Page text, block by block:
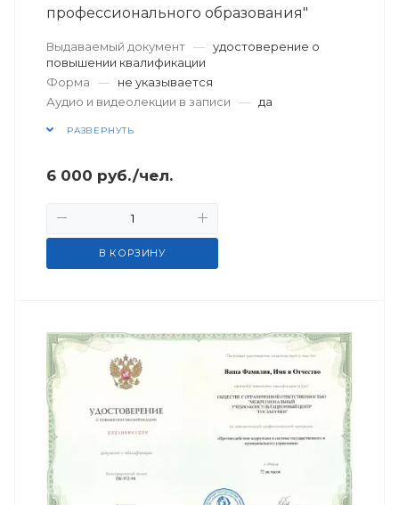
профессионального образования"
Выдаваемый документ — удостоверение о
повышении квалификации
Форма
—
не указывается
Аудио и видеолекции в записи
— да
РАЗВЕРНУТЬ
6 000 руб./чел.
В КОРЗИНУ